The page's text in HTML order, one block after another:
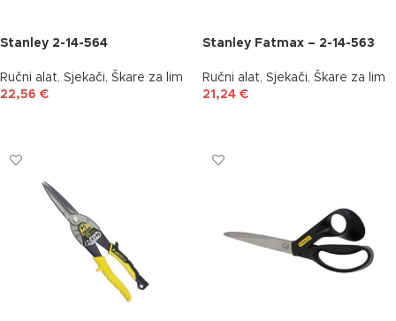
Stanley 2-14-564
Ručni alat, Sjekači, Škare za lim
22,56 €
Stanley Fatmax – 2-14-563
Ručni alat, Sjekači, Škare za lim
21,24 €